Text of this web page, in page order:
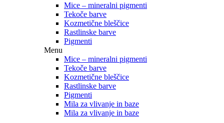
Mice – mineralni pigmenti
Tekoče barve
Kozmetične bleščice
Rastlinske barve
Pigmenti
Menu
Mice – mineralni pigmenti
Tekoče barve
Kozmetične bleščice
Rastlinske barve
Pigmenti
Mila za vlivanje in baze
Mila za vlivanje in baze